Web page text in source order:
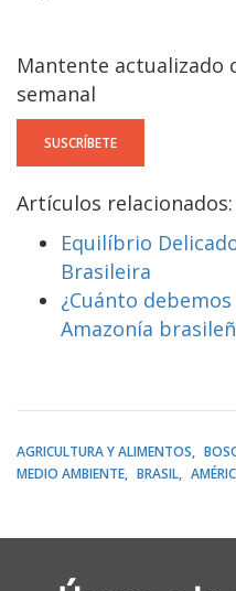
Mantente actualizado
semanal
SUSCRÍBETE
Artículos relacionados:
Equilíbrio
Brasileira
¿Cuánto
Amazonía
AGRICULTURA Y ALIMENTOS
MEDIO AMBIENTE
BRASIL